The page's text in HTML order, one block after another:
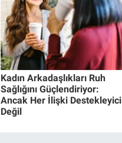
Kadın Arkadaşlıkları Ruh
Sağlığını Güçlendiriyor:
Ancak Her İlişki Destekleyici
Değil